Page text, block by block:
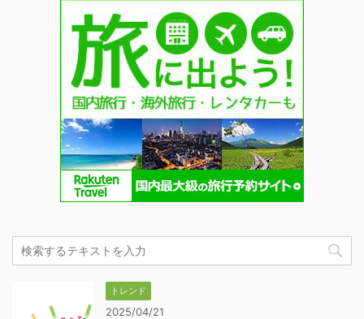
トレンド
2025/04/21